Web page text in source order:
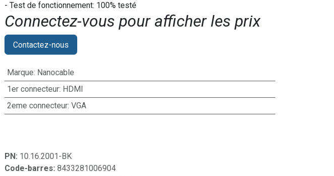
- Test de fonctionnement: 100% testé
Connectez-vous pour afficher les prix​
Contactez-nous
Marque: Nanocable
1er connecteur: HDMI
2eme connecteur: VGA
PN: 10.16.2001-BK
Code-barres: 8433281006904